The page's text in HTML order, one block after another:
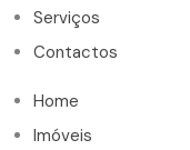
Serviços
Contactos
Home
Imóveis